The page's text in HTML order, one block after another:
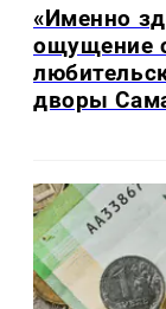
«Именно
ощущение
дворы